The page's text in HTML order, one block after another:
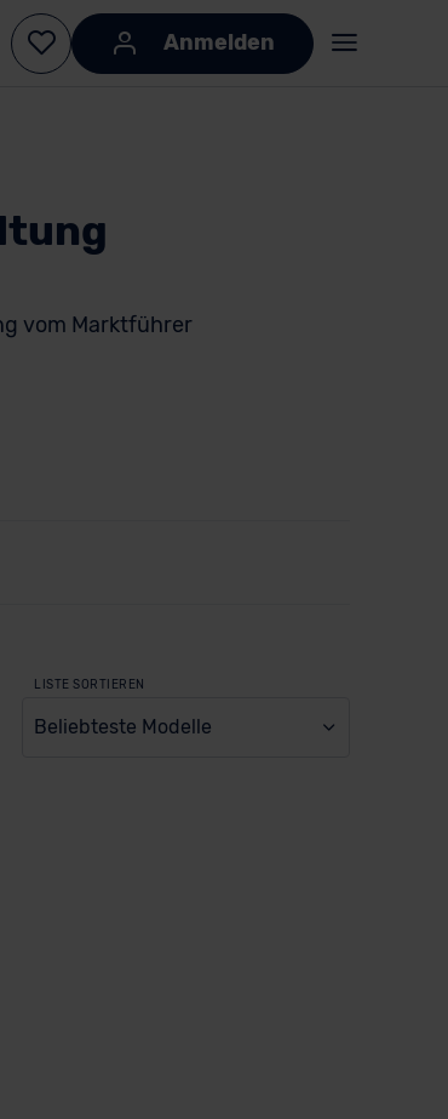
Anmelden
vom Marktführer
LISTE SORTIEREN
Beliebteste Modelle